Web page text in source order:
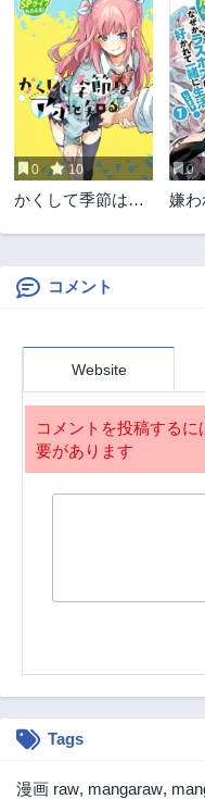
第46話
2ヶ月前
第44話
2ヶ月前
第42話
2ヶ月前
第40話
2ヶ月前
第38話
第36話
第34話
2ヶ月前
第32話
2ヶ月前
第30話
2年前
第20話
0 10
かくして季節はア
0
嫌わ
一
コメント
Website
コメントを投稿するに
要があります
Tags
漫画 raw, mangaraw,